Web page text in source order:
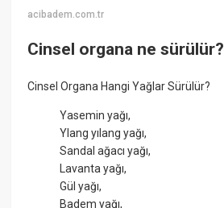
acibadem.com.tr
Cinsel organa ne sürülür?
Cinsel Organa Hangi Yağlar Sürülür?
Yasemin yağı,
Ylang yılang yağı,
Sandal ağacı yağı,
Lavanta yağı,
Gül yağı,
Badem yağı,